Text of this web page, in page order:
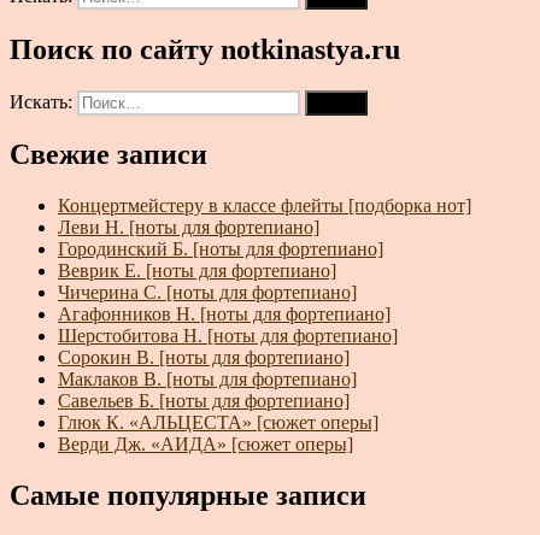
Поиск по сайту notkinastya.ru
Искать:
Свежие записи
Концертмейстеру в классе флейты [подборка нот]
Леви Н. [ноты для фортепиано]
Городинский Б. [ноты для фортепиано]
Веврик Е. [ноты для фортепиано]
Чичерина С. [ноты для фортепиано]
Агафонников Н. [ноты для фортепиано]
Шерстобитова Н. [ноты для фортепиано]
Сорокин В. [ноты для фортепиано]
Маклаков В. [ноты для фортепиано]
Савельев Б. [ноты для фортепиано]
Глюк К. «АЛЬЦЕСТА» [сюжет оперы]
Верди Дж. «АИДА» [сюжет оперы]
Самые популярные записи